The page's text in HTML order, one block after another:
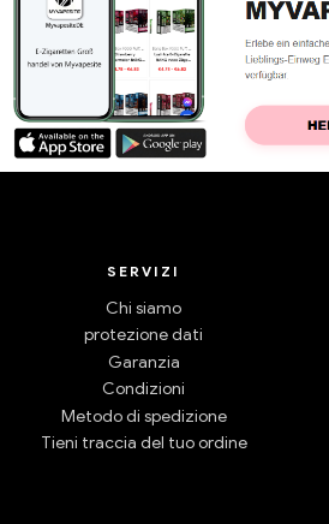
SERVIZI
Chi siamo
protezione dati
Garanzia
Condizioni
Metodo di spedizione
Tieni traccia del tuo ordine